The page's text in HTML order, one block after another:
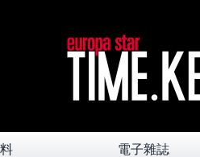
電子雜誌